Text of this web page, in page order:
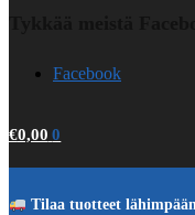
Facebook
€0,00 0
Tilaa tuotteet